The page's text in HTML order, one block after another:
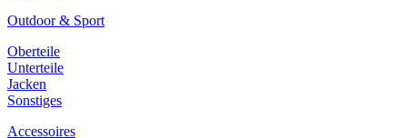
Outdoor & Sport
Oberteile
Unterteile
Jacken
Sonstiges
Accessoires